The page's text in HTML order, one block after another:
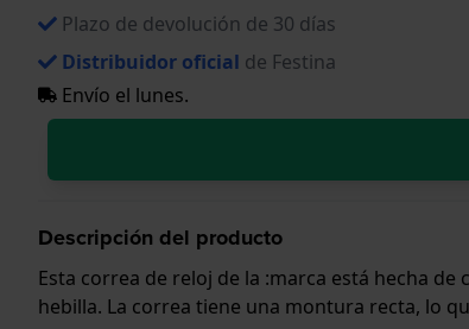
Plazo de devolución de 30 días
Distribuidor oficial de Festina
Envío el lunes.
Descripción del producto
Esta correa de reloj de la :marca está hecha
hebilla. La correa tiene una montura recta, lo